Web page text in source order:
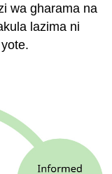
wa gharama na
lazima ni